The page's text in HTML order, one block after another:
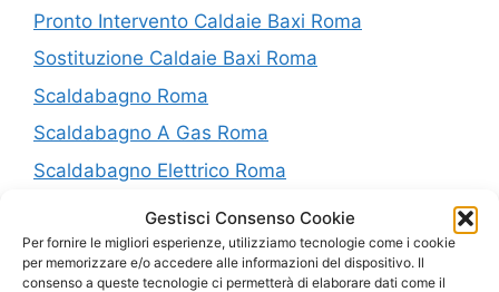
Gestisci Consenso Cookie
Per fornire le migliori esperienze, utilizziamo tecnologie come i cookie
per memorizzare e/o accedere alle informazioni del dispositivo. Il
consenso a queste tecnologie ci permetterà di elaborare dati come il
Pronto Intervento Caldaie Baxi Roma
Sostituzione Caldaie Baxi Roma
Scaldabagno Roma
Scaldabagno A Gas Roma
Scaldabagno Elettrico Roma
I nostri servizi in Provincia di Roma